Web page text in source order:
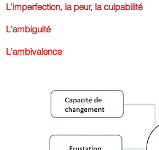
L'imperfection, la peur, la culpabilité
L'ambiguité
L'ambivalence